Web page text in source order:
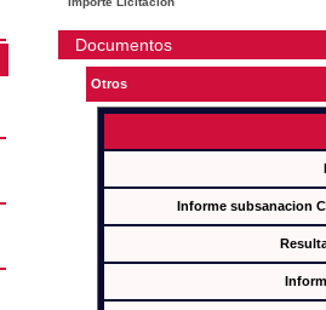
Documentos
Otros
Informe subsanacion